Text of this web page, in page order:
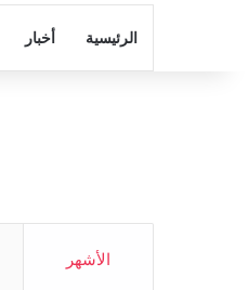
الرئيسية أخبار
الأشهر